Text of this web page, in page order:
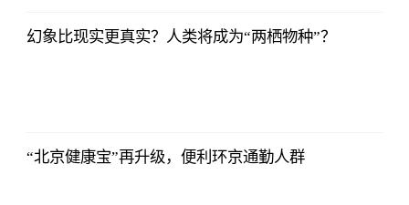
幻象比现实更真实？人类将成为“两栖物种”？
“北京健康宝”再升级，便利环京通勤人群